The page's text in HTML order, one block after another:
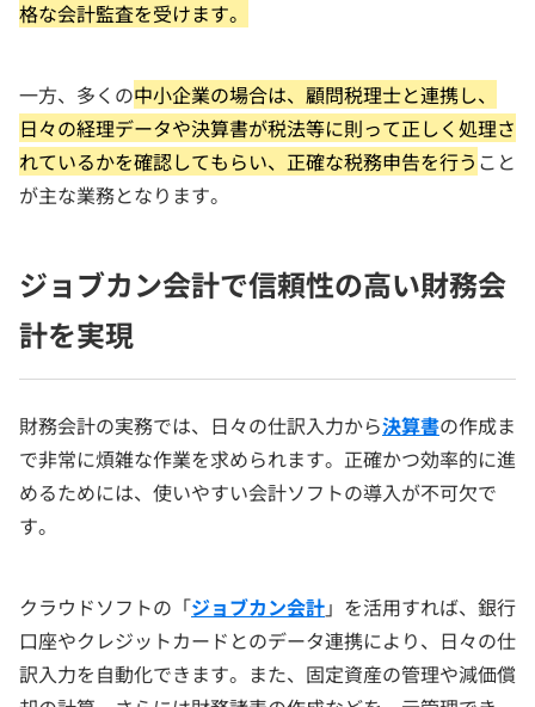
格な会計監査を受けます。
一方、多くの中小企業の場合は、顧問税理士と連携し、
日々の経理データや決算書が税法等に則って正しく処理さ
れているかを確認してもらい、正確な税務申告を行う こと
が主な業務となります。
ジョブカン会計で信頼性の高い財務会
計を実現
財務会計の実務では、日々の仕訳入力から決算書の作成ま
で非常に煩雑な作業を求められます。正確かつ効率的に進
めるためには、使いやすい会計ソフトの導入が不可欠で
す。
クラウドソフトの「ジョブカン会計」を活用すれば、銀行
口座やクレジットカードとのデータ連携により、日々の仕
訳入力を自動化できます。また、固定資産の管理や減価償